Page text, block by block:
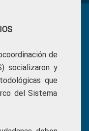
de
socializaron y
que
del Sistema